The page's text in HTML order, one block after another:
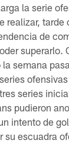
la serie
realizar, tarde
de
superarlo.
semana
series
pudieron
intento de
su escuadra